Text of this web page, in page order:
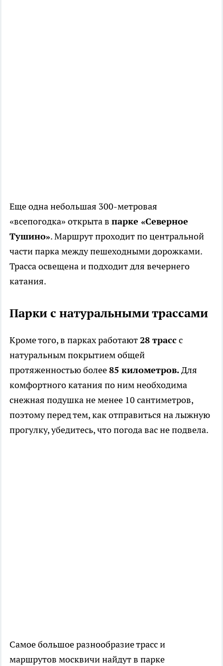
Еще одна небольшая 300-метровая
«всепогодка» открыта в парке «Северное
Тушино». Маршрут проходит по центральной
части парка между пешеходными дорожками.
Трасса освещена и подходит для вечернего
катания.
Парки с натуральными трассами
Кроме того, в парках работают28 трасс с
натуральным покрытием общей
протяженностью более85 километров.Для
комфортного катания по ним необходима
снежная подушка не менее 10 сантиметров,
поэтому перед тем, как отправиться на лыжную
прогулку, убедитесь, что погода вас не подвела.
Самое большое разнообразие трасс и
маршрутов москвичи найдут в парке